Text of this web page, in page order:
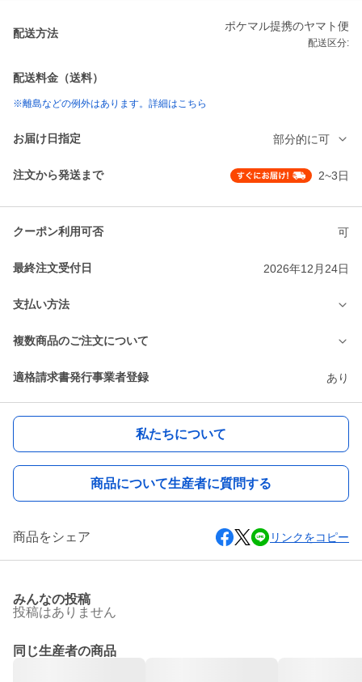
配送方法
ポケマル提携のヤマト便
配送区分:
配送料金（送料）
※離島などの例外はあります。詳細はこちら
お届け日指定 部分的に可
注文から発送まで 2~3日
クーポン利用可否 可
最終注文受付日 2026年12月24日
支払い方法
複数商品のご注文について
適格請求書発行事業者登録 あり
私たちについて
商品について生産者に質問する
商品をシェア リンクをコピー
みんなの投稿
投稿はありません
同じ生産者の商品